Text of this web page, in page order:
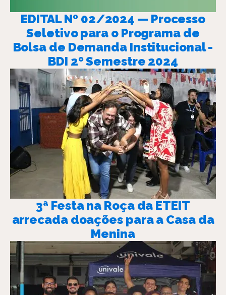
EDITAL Nº 02/2024 — Processo
Seletivo para o Programa de
Bolsa de Demanda Institucional -
BDI 2º Semestre 2024
3ª Festa na Roça da ETEIT
arrecada doações para a Casa da
Menina